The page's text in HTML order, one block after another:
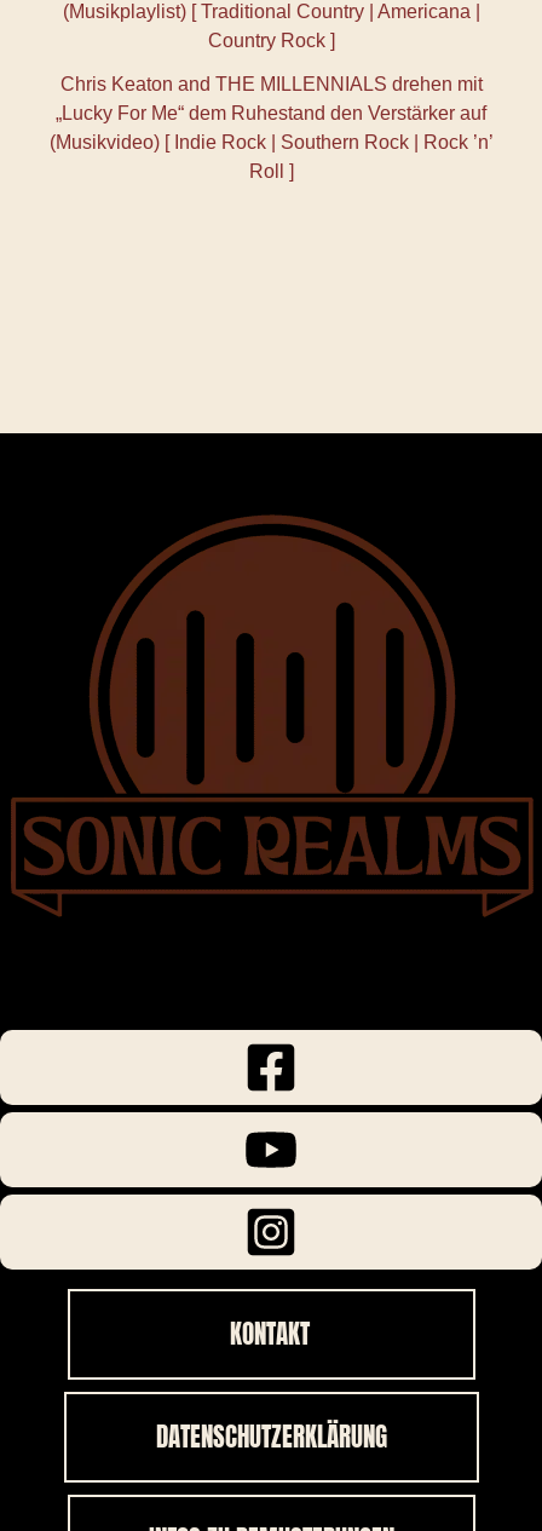
(Musikplaylist) [ Traditional Country | Americana |
Country Rock ]
Chris Keaton and THE MILLENNIALS drehen mit
„Lucky For Me“ dem Ruhestand den Verstärker auf
(Musikvideo) [ Indie Rock | Southern Rock | Rock ’n’
Roll ]
KONTAKT
DATENSCHUTZERKLÄRUNG